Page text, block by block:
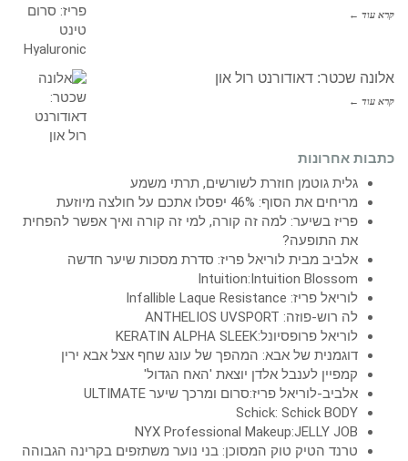
קרא עוד ←
אלונה שכטר: דאודורנט רול און
קרא עוד ←
כתבות אחרונות
גלית גוטמן חוזרת לשורשים, תרתי משמע
מריחים את הסוף: 46% יפסלו אתכם על חולצה מיוזעת
פריז בשיער: למה זה קורה, למי זה קורה ואיך אפשר להפחית
את התופעה?
אלביב מבית לוריאל פריז: סדרת מסכות שיער חדשה
Intuition:Intuition Blossom
לוריאל פריז: Infallible Laque Resistance
לה רוש-פוזה: ANTHELIOS UVSPORT
לוריאל פרופסיונל:KERATIN ALPHA SLEEK
דוגמנית של אבא: המהפך של עונג שחף אצל אבא ירין
קמפיין לענבל אלדן יוצאת 'האח הגדול'
אלביב-לוריאל פריז:סרום ומרכך שיער ULTIMATE
Schick: Schick BODY
NYX Professional Makeup:JELLY JOB
טרנד הטיק טוק המסוכן: בני נוער משתזפים בקרינה הגבוהה